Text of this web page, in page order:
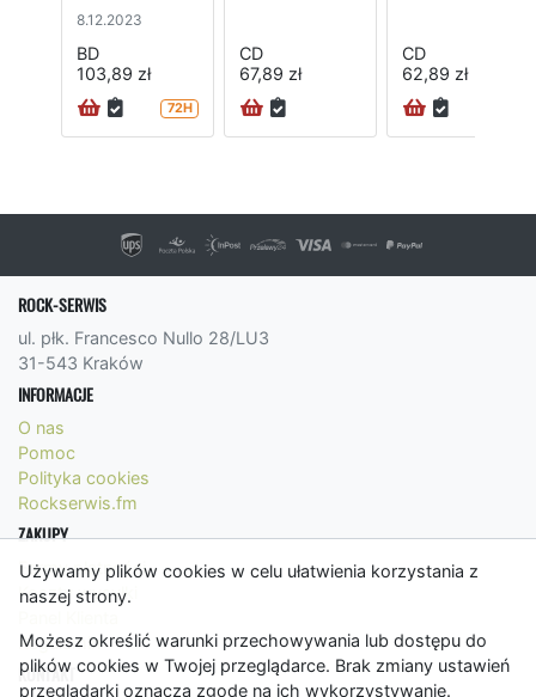
Używamy plików cookies w celu ułatwienia korzystania z
naszej strony.
Możesz określić warunki przechowywania lub dostępu do
plików cookies w Twojej przeglądarce. Brak zmiany ustawień
przeglądarki oznacza zgodę na ich wykorzystywanie.
8.12.2023
BD
103,89 zł
72H
CD
67,89 zł
CD
62,89 zł
ROCK-SERWIS
ul. płk. Francesco Nullo 28/LU3
31-543 Kraków
INFORMACJE
O nas
Pomoc
Polityka cookies
Rockserwis.fm
ZAKUPY
Formy płatności
Koszty wysyłki
Regulamin
KONTAKT